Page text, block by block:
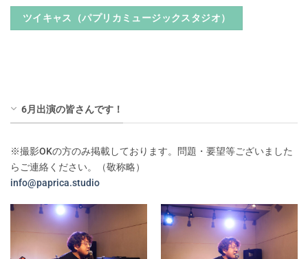
ツイキャス（パプリカミュージックスタジオ）
6月出演の皆さんです！
※撮影OKの方のみ掲載しております。問題・要望等ございました
らご連絡ください。（敬称略）
info@paprica.studio